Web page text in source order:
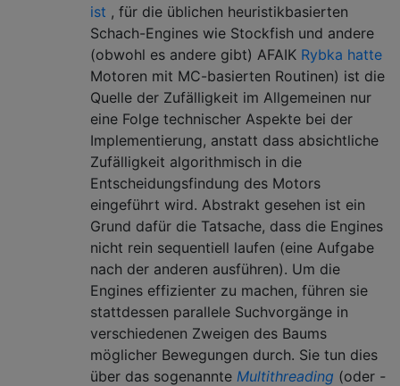
ist , für die üblichen heuristikbasierten
Schach-Engines wie Stockfish und andere
(obwohl es andere gibt) AFAIK Rybka hatte
Motoren mit MC-basierten Routinen) ist die
Quelle der Zufälligkeit im Allgemeinen nur
eine Folge technischer Aspekte bei der
Implementierung, anstatt dass absichtliche
Zufälligkeit algorithmisch in die
Entscheidungsfindung des Motors
eingeführt wird. Abstrakt gesehen ist ein
Grund dafür die Tatsache, dass die Engines
nicht rein sequentiell laufen (eine Aufgabe
nach der anderen ausführen). Um die
Engines effizienter zu machen, führen sie
stattdessen parallele Suchvorgänge in
verschiedenen Zweigen des Baums
möglicher Bewegungen durch. Sie tun dies
über das sogenannte Multithreading (oder -